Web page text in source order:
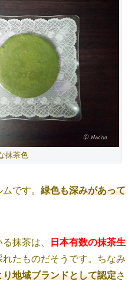
抹茶色
です。 緑色も深みがあって
抹茶は、
日本有数の抹茶生
れたものだそうです。ちなみ
地域ブランドとして認定さ